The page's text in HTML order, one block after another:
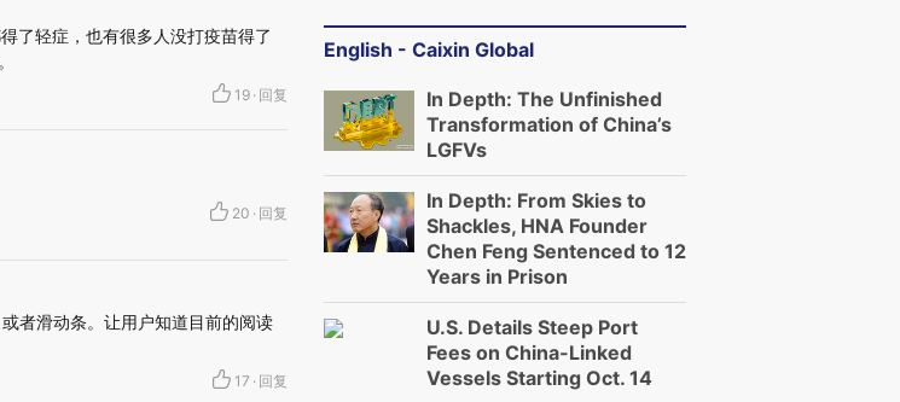
了轻症，也有很多人没打疫苗得了
19 · 回复
20 · 回复
者滑动条。让用户知道目前的阅读
17 · 回复
English - Caixin Global
In Depth: The Unfinished
Transformation of China’s
LGFVs
In Depth: From Skies to
Shackles, HNA Founder
Chen Feng Sentenced to 12
Years in Prison
U.S. Details Steep Port
Fees on China-Linked
Vessels Starting Oct. 14